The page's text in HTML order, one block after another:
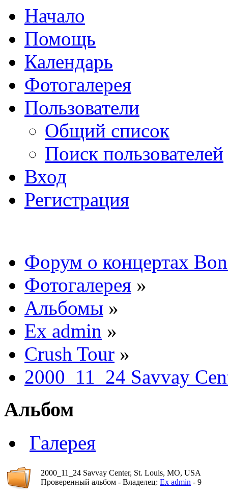
Начало
Помощь
Календарь
Фотогалерея
Пользователи
Общий список
Поиск пользователей
Вход
Регистрация
Форум о концертах
Фотогалерея »
Альбомы »
Ex admin »
Crush Tour »
2000_11_24 Savvay
Альбом
Галерея
2000_11_24 Savvay Center, St. Louis, MO, USA
Проверенный альбом - Владелец: Ex admin - 9